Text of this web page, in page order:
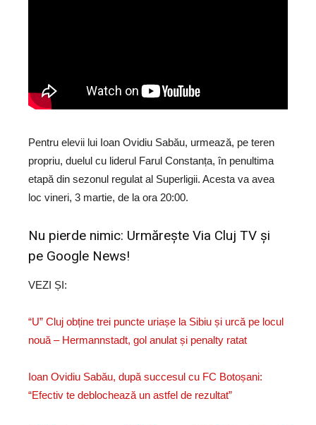
Pentru elevii lui Ioan Ovidiu Sabău, urmează, pe teren
propriu, duelul cu liderul Farul Constanța, în penultima
etapă din sezonul regulat al Superligii. Acesta va avea
loc vineri, 3 martie, de la ora 20:00.
Nu pierde nimic: Urmărește Via Cluj TV și
pe Google News!
VEZI ȘI:
“U” Cluj obține trei puncte uriașe la Sibiu și urcă pe locul
nouă – Hermannstadt, gol anulat și penalty ratat
Ioan Ovidiu Sabău, după succesul cu FC Botoșani:
“Efectiv te deblochează un astfel de rezultat”